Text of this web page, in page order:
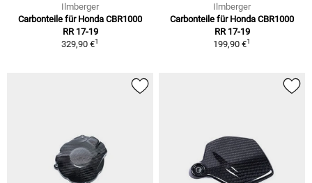
Ilmberger
Carbonteile für Honda CBR1000
RR 17-19
329,90 €1
Ilmberger
Carbonteile für Honda CBR1000
RR 17-19
199,90 €1